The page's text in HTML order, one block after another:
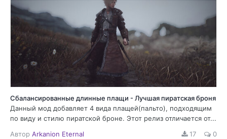
Сбалансированные длинные плащи - Лучшая пиратская броня
Данный мод добавляет 4 вида плащей(пальто), подходящим
по виду и стилю пиратской броне. Этот релиз отличается от...
Автор Arkanion Eternal 17 0